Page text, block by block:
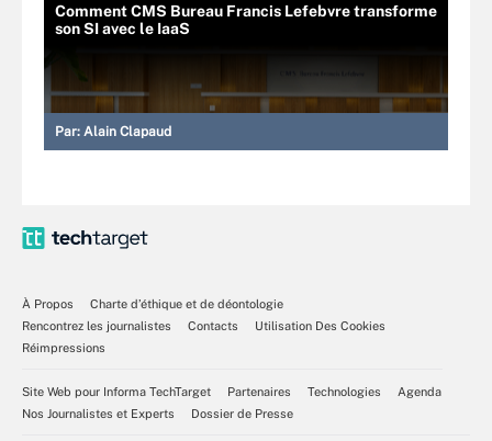
Comment CMS Bureau Francis Lefebvre transforme
son SI avec le IaaS
Par: Alain Clapaud
À Propos
Charte d’éthique et de déontologie
Rencontrez les journalistes
Contacts
Utilisation Des Cookies
Réimpressions
Site Web pour Informa TechTarget Partenaires Technologies
Agenda
Nos Journalistes et Experts
Dossier de Presse